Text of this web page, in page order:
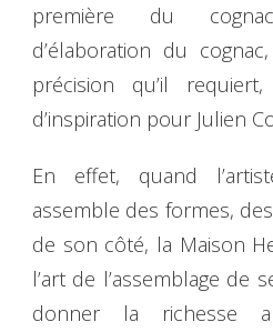
première du
d’élaboration du
précision qu’il
d’inspiration pour Julien
En effet, quand
assemble des formes,
de son côté, la Maison
l’art de l’assemblage de
donner la richesse